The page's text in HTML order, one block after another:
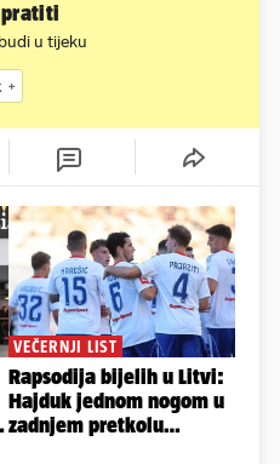
pratiti
u tijeku